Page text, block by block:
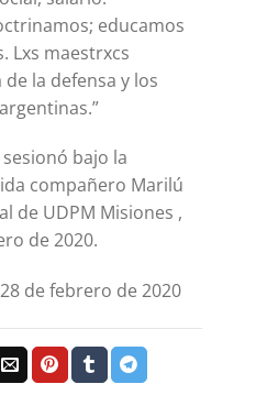
educamos
Lxs maestrxcs
la defensa y los
sesionó bajo la
compañero Marilú
de UDPM Misiones ,
de 2020.
de febrero de 2020